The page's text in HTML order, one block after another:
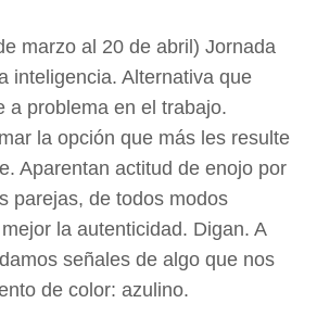
marzo al 20 de abril) Jornada
inteligencia. Alternativa que
a problema en el trabajo.
la opción que más les resulte
Aparentan actitud de enojo por
parejas, de todos modos
la autenticidad. Digan. A
señales de algo que nos
de color: azulino.